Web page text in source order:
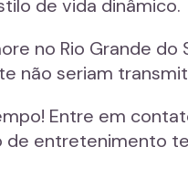
de vida dinâmico.
no Rio Grande do
não seriam
Entre em
de entretenimento